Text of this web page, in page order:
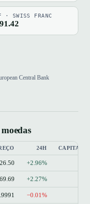
· SWISS FRANC
Central Bank
24H
+2.96%
+2.27%
−0.01%